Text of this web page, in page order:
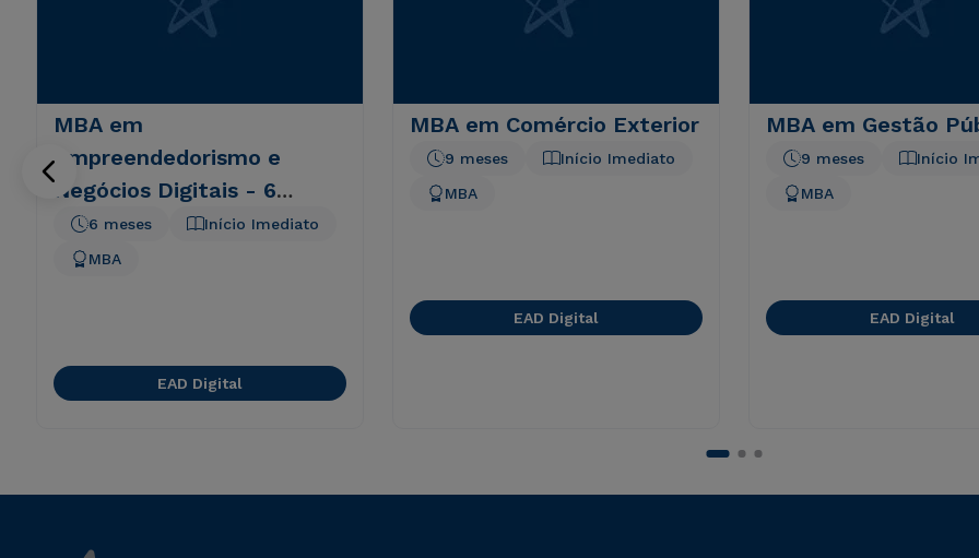
MBA em
Empreendedorismo e
Negócios Digitais - 6
meses
Início Imediato
6 meses
MBA
EAD Digital
MBA em Comércio Exterior
Início Imediato
9 meses
MBA
EAD Digital
MBA em Gestão
Início
9 meses
MBA
EAD Digital